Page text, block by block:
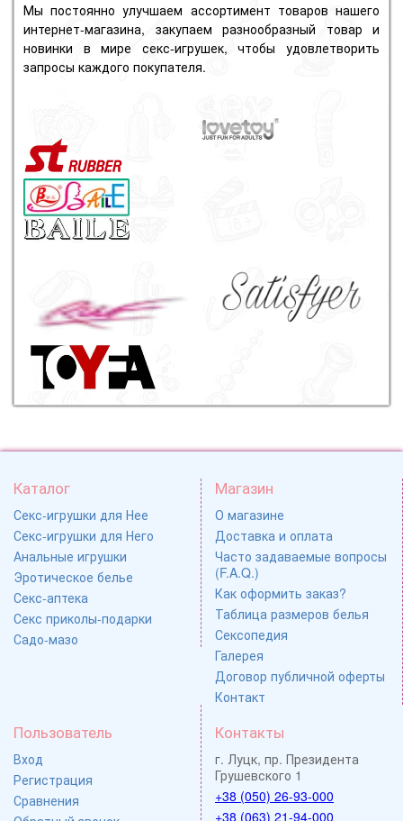
Мы постоянно улучшаем ассортимент товаров нашего
интернет-магазина, закупаем разнообразный товар и
новинки в мире секс-игрушек, чтобы удовлетворить
запросы каждого покупателя.
Каталог
Секс-игрушки для Нее
Секс-игрушки для Него
Анальные игрушки
Эротическое белье
Секс-аптека
Секс приколы-подарки
Садо-мазо
Магазин
О магазине
Доставка и оплата
Часто задаваемые вопросы
(F.A.Q.)
Как оформить заказ?
Таблица размеров белья
Сексопедия
Галерея
Договор публичной оферты
Контакт
Пользователь
Вход
Регистрация
Сравнения
Контакты
г. Луцк, пр. Президента
Грушевского 1
+38 (050) 26-93-000
+38 (063) 21-94-000